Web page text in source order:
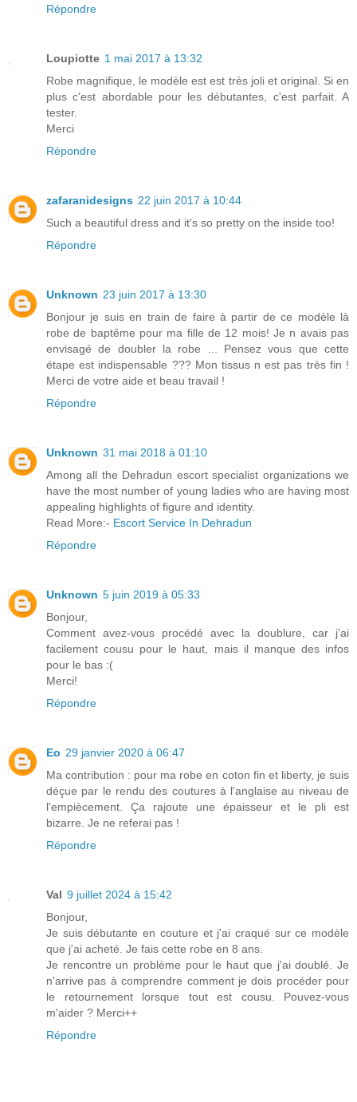
Répondre
Loupiotte 1 mai 2017 à 13:32
Robe magnifique, le modèle est est très joli et original. Si en
plus c'est abordable pour les débutantes, c'est parfait. A
tester.
Merci
Répondre
zafaranidesigns 22 juin 2017 à 10:44
Such a beautiful dress and it's so pretty on the inside too!
Répondre
Unknown 23 juin 2017 à 13:30
Bonjour je suis en train de faire à partir de ce modèle là
robe de baptême pour ma fille de 12 mois! Je n avais pas
envisagé de doubler la robe ... Pensez vous que cette
étape est indispensable ??? Mon tissus n est pas très fin !
Merci de votre aide et beau travail !
Répondre
Unknown 31 mai 2018 à 01:10
Among all the Dehradun escort specialist organizations we
have the most number of young ladies who are having most
appealing highlights of figure and identity.
Read More:- Escort Service In Dehradun
Répondre
Unknown 5 juin 2019 à 05:33
Bonjour,
Comment avez-vous procédé avec la doublure, car j'ai
facilement cousu pour le haut, mais il manque des infos
pour le bas :(
Merci!
Répondre
Eo 29 janvier 2020 à 06:47
Ma contribution : pour ma robe en coton fin et liberty, je suis
déçue par le rendu des coutures à l'anglaise au niveau de
l'empiècement. Ça rajoute une épaisseur et le pli est
bizarre. Je ne referai pas !
Répondre
Val 9 juillet 2024 à 15:42
Bonjour,
Je suis débutante en couture et j'ai craqué sur ce modèle
que j'ai acheté. Je fais cette robe en 8 ans.
Je rencontre un problème pour le haut que j'ai doublé. Je
n'arrive pas à comprendre comment je dois procéder pour
le retournement lorsque tout est cousu. Pouvez-vous
m'aider ? Merci++
Répondre